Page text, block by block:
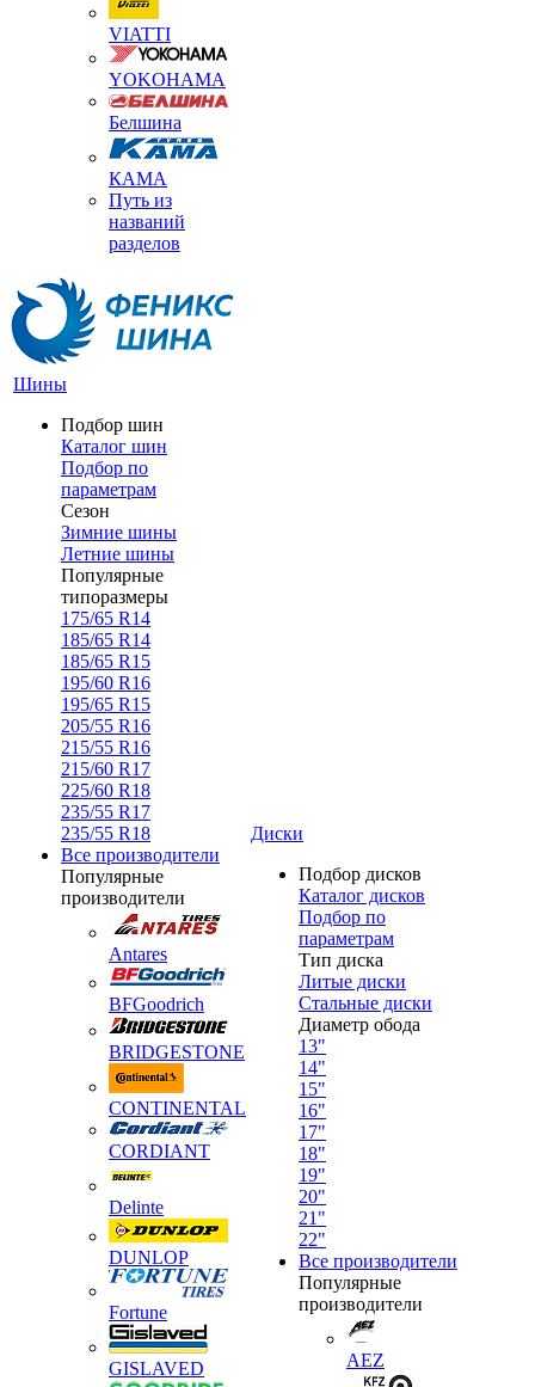
VIATTI
YOKOHAMA
Белшина
КАМА
Путь из
названий
разделов
Шины
Подбор шин
Каталог шин
Подбор по
параметрам
Сезон
Зимние шины
Летние шины
Популярные
типоразмеры
175/65 R14
185/65 R14
185/65 R15
195/60 R16
195/65 R15
205/55 R16
215/55 R16
215/60 R17
225/60 R18
235/55 R17
235/55 R18
Все производители
Популярные
производители
Antares
BFGoodrich
BRIDGESTONE
CONTINENTAL
CORDIANT
Delinte
DUNLOP
Fortune
GISLAVED
Диски
Подбор дисков
Каталог дисков
Подбор по
параметрам
Тип диска
Литые диски
Стальные диски
Диаметр обода
13"
14"
15"
16"
17"
18"
19"
20"
21"
22"
Все производители
Популярные
производители
AEZ